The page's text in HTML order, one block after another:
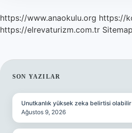
https://www.anaokulu.org https://
https://elrevaturizm.com.tr Sitemap
SIDEBAR
SON YAZILAR
Unutkanlık yüksek zeka belirtisi
Ağustos 9, 2026